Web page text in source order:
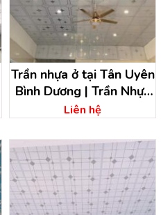
Trần nhựa ở tại Tân Uyên
Bình Dương | Trần Nhựa
Nguyễn Khánh
Liên hệ